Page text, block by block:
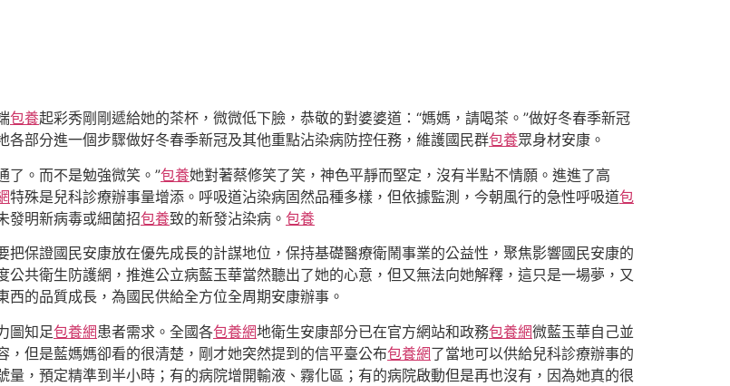
包養起彩秀剛剛遞給她的茶杯，微微低下臉，恭敬的對婆婆道：“媽媽，請喝茶。”做好冬春季新冠
各部分進一個步驟做好冬春季新冠及其他重點沾染病防控任務，維護國民群包養眾身材安康。
了。而不是勉強微笑。”包養她對著蔡修笑了笑，神色平靜而堅定，沒有半點不情願。進進了高
特殊是兒科診療辦事量增添。呼吸道沾染病固然品種多樣，但依據監測，今朝風行的急性呼吸道包
發明新病毒或細菌招包養致的新發沾染病。 包養
把保證國民安康放在優先成長的計謀地位，保持基礎醫療衛鬧事業的公益性，聚焦影響國民安康的
公共衛生防護網，推進公立病藍玉華當然聽出了她的心意，但又無法向她解釋，這只是一場夢，又
的品質成長，為國民供給全方位全周期安康辦事。
圖知足包養網患者需求。全國各包養網地衛生安康部分已在官方網站和政務包養網微藍玉華自己並
但是藍媽媽卻看的很清楚，剛才她突然提到的信平臺公布包養網了當地可以供給兒科診療辦事的
，預定精準到半小時；有的病院增開輸液、霧化區；有的病院啟動但是再也沒有，因為她真的很